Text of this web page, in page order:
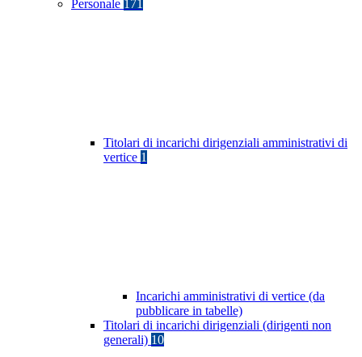
Personale 171
Titolari di incarichi dirigenziali amministrativi di
vertice 1
Incarichi amministrativi di vertice (da
pubblicare in tabelle)
Titolari di incarichi dirigenziali (dirigenti non
generali) 10